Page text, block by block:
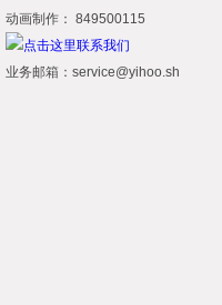
动画制作： 849500115
业务邮箱：service@yihoo.sh